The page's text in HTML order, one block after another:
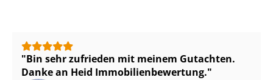
Bin sehr zufrieden mit meinem Gutachten.
Danke an Heid Im­mo­bi­li­en­be­wer­tung.